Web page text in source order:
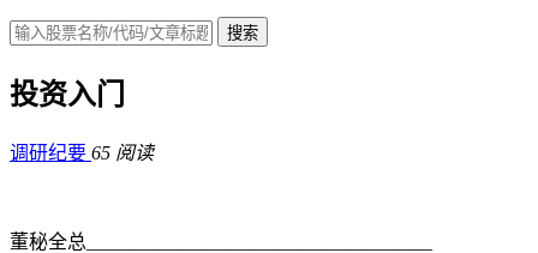
投资入门
调研纪要 65 阅读
董秘全总____________________________________